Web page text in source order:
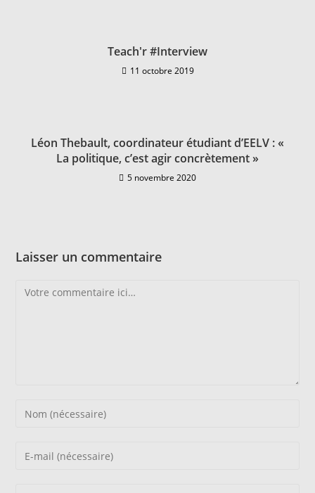
Teach'r #Interview
11 octobre 2019
Léon Thebault, coordinateur étudiant d’EELV : «
La politique, c’est agir concrètement »
5 novembre 2020
Laisser un commentaire
Comment
Enter
Enter